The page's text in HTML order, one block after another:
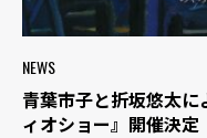
NEWS
青葉市子と折坂悠太に
ィオショー』開催決定